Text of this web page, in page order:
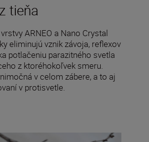
tieňa
ARNEO a Nano Crystal
eliminujú vznik závoja, reflexov
potlačeniu parazitného svetla
z ktoréhokoľvek smeru.
v celom zábere, a to aj
v protisvetle.